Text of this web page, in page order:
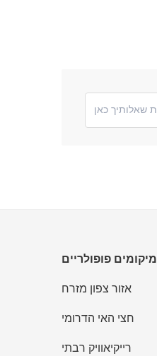
אזור צפון מזרח
חצי האי הדרומי
רייקיאוויק רבתי